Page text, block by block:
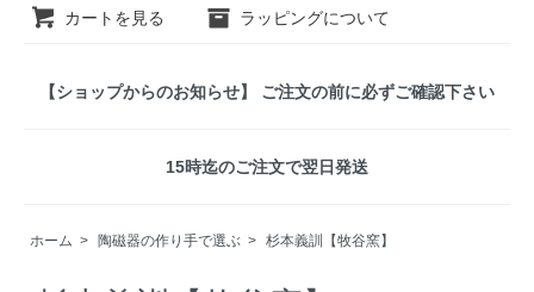
カートを見る ラッピングについて
【ショップからのお知らせ】 ご注文の前に必ずご確認下さい
15時迄のご注文で翌日発送
ホーム > 陶磁器の作り手で選ぶ > 杉本義訓【牧谷窯】